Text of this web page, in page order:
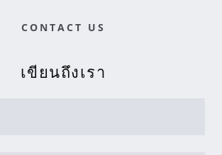
CONTACT US
เขียนถึงเรา